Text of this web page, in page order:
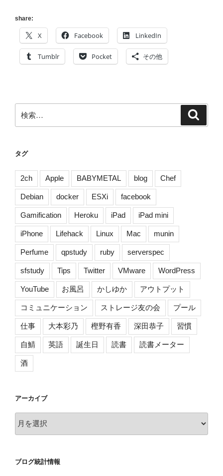
目]
平
を
返
る
そ
1
#
平
成
最
後
の
日
の
share:
X Facebook LinkedIn
Tumblr Pocket その他
索:
タグ
2ch Apple BABYMETAL blog Chef
Debian docker ESXi facebook
Gamification Heroku iPad iPad mini
iPhone Lifehack Linux Mac munin
Perfume qpstudy ruby serverspec
sfstudy Tips Twitter VMware WordPress
YouTube お風呂 かしゆか アウトプット
コミュニケーション ストレージ友の会 プール
仕事 大本彩乃 樫野有香 深田恭子 習慣
自鯖 英語 誕生日 読書 読書メーター
酒
アーカイブ
ア
ー
ブ
ブログ統計情報